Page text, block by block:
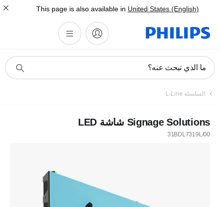
This page is also available in United States (English)
دعم
ما الذي تبحث عنه؟
السلسلة L-Line
Signage Solutions شاشة LED
31BDL7319L/00